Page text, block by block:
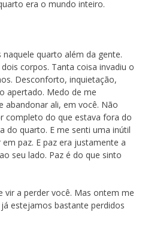
era o mundo inteiro.
quarto além da gente.
corpos. Tanta coisa invadiu o
Desconforto, inquietação,
apertado. Medo de me
abandonar ali, em você. Não
completo do que estava fora do
do quarto. E me senti uma inútil
paz. E paz era justamente a
seu lado. Paz é do que sinto
vir a perder você. Mas ontem me
estejamos bastante perdidos